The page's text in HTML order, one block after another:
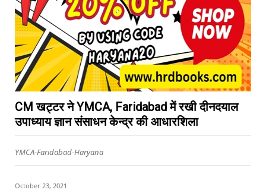
CM खट्टर ने YMCA, Faridabad में रखी दीनदयाल
उपाध्याय ज्ञान संसाधन केन्द्र की आधारशिला
YMCA-Faridabad-Haryana
October 23, 2021